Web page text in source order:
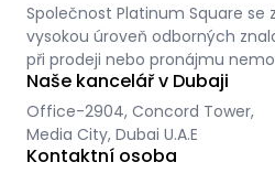
Společnost Platinum Square se
vysokou úroveň odborných
při prodeji nebo pronájmu
Naše kancelář v Dubaji
Office-2904, Concord Tower,
Media City, Dubai U.A.E
Kontaktní osoba